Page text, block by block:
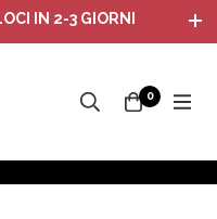
2-3 GIORNI
0